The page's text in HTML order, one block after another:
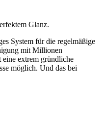
Glanz.
System für die regelmäßige
mit Millionen
extrem gründliche
möglich. Und das bei